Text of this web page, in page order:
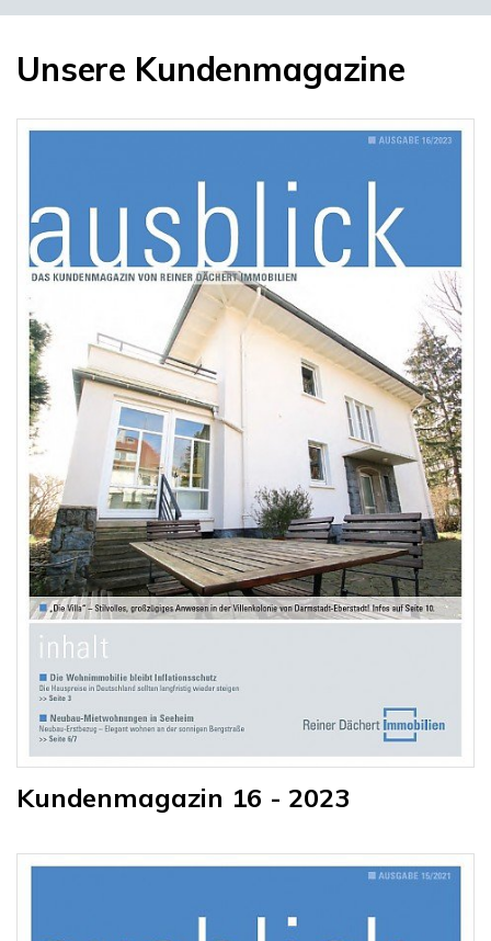
Unsere Kundenmagazine
Kundenmagazin 16 - 2023